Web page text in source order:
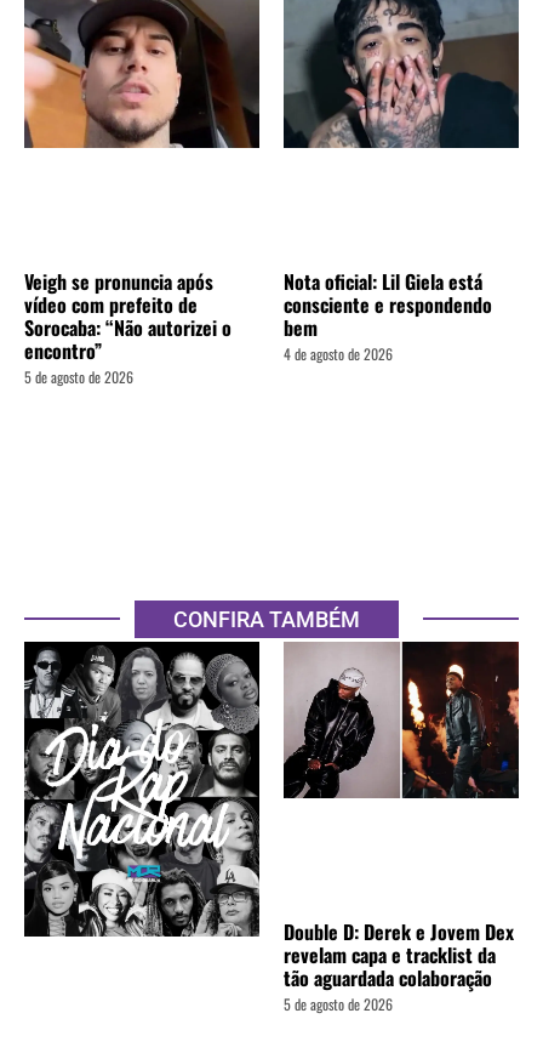
Veigh se pronuncia após
vídeo com prefeito de
Sorocaba: “Não autorizei o
encontro”
5 de agosto de 2026
Nota oficial: Lil Giela está
consciente e respondendo
bem
4 de agosto de 2026
CONFIRA TAMBÉM
Double D: Derek e Jovem Dex
revelam capa e tracklist da
tão aguardada colaboração
5 de agosto de 2026